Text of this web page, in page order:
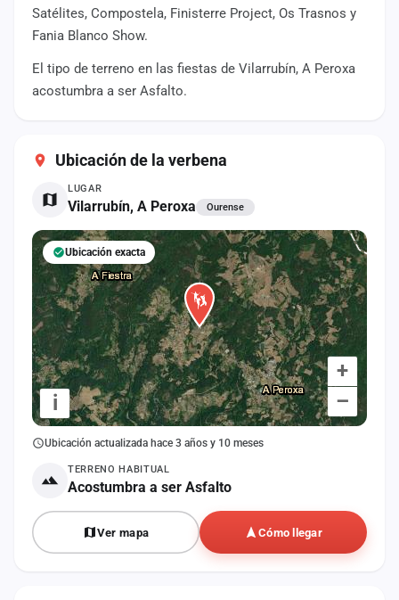
Satélites, Compostela, Finisterre Project, Os Trasnos y
Fania Blanco Show.
El tipo de terreno en las fiestas de Vilarrubín, A Peroxa
acostumbra a ser Asfalto.
Ubicación de la verbena
LUGAR
Vilarrubín, A Peroxa Ourense
+
–
i
Ubicación exacta
Ubicación actualizada hace 3 años y 10 meses
TERRENO HABITUAL
Acostumbra a ser Asfalto
Ver mapa Cómo llegar
Crear
cuenta
Administración